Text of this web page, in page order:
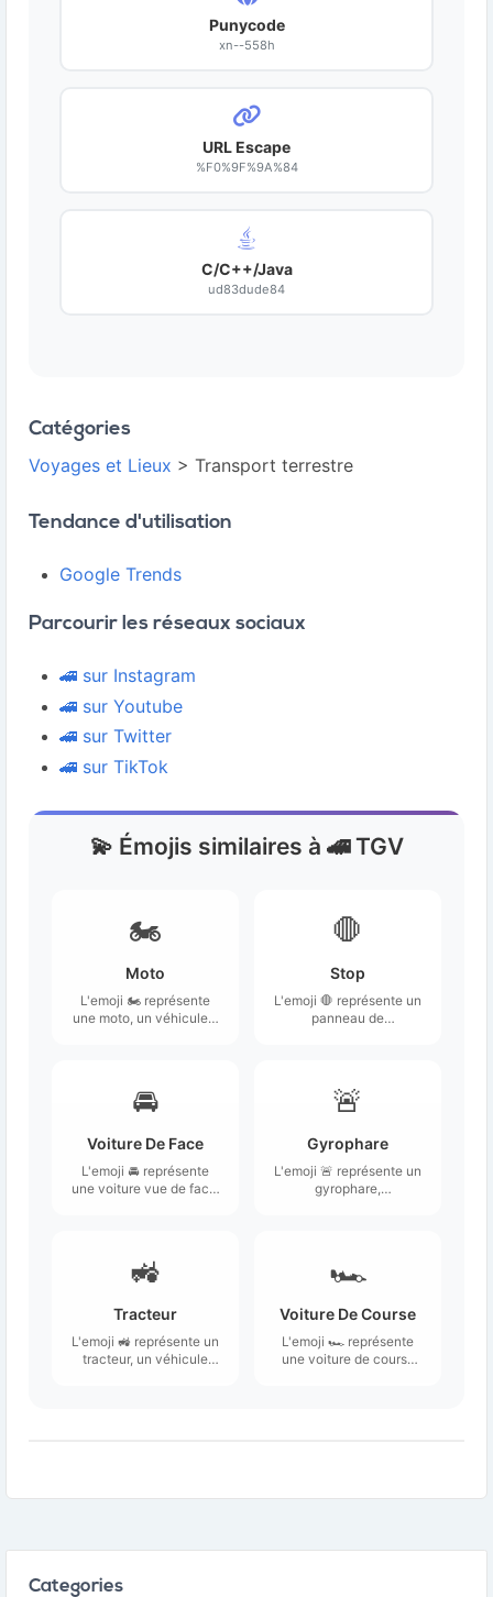
Punycode
xn--558h
URL Escape
%F0%9F%9A%84
C/C++/Java
ud83dude84
Catégories
Voyages et Lieux > Transport terrestre
Tendance d'utilisation
Google Trends
Parcourir les réseaux sociaux
🚄 sur Instagram
🚄 sur Youtube
🚄 sur Twitter
🚄 sur TikTok
💫 Émojis similaires à 🚄 TGV
🏍️
Moto
L'emoji 🏍️ représente
une moto, un véhicule à
🛑
Stop
L'emoji 🛑 représente un
panneau de
couleur rouge avec un
fond blanc.
🚘
Voiture De Face
L'emoji 🚘 représente
une voiture vue de face,
🚨
Gyrophare
L'emoji 🚨 représente un
gyrophare,
ou les camions de
🚜
Tracteur
L'emoji 🚜 représente un
tracteur, un véhicule
🏎️
Voiture De Course
L'emoji 🏎️ représente
une voiture de course
Categories